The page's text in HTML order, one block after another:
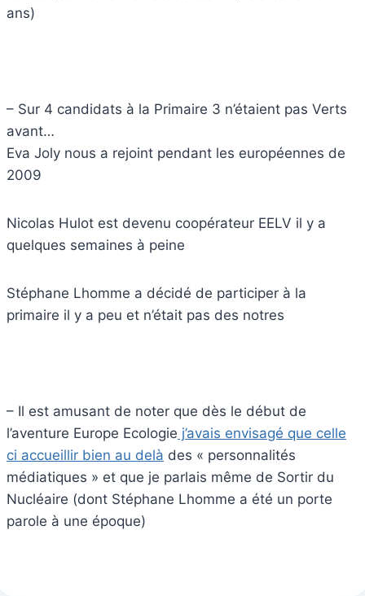
ans)
– Sur 4 candidats à la Primaire 3 n’étaient pas Verts
avant…
Eva Joly nous a rejoint pendant les européennes de
2009
Nicolas Hulot est devenu coopérateur EELV il y a
quelques semaines à peine
Stéphane Lhomme a décidé de participer à la
primaire il y a peu et n’était pas des notres
– Il est amusant de noter que dès le début de
l’aventure Europe Ecologie j’avais envisagé que celle
ci accueillir bien au delà des « personnalités
médiatiques » et que je parlais même de Sortir du
Nucléaire (dont Stéphane Lhomme a été un porte
parole à une époque)